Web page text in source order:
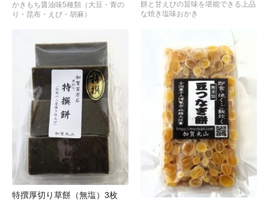
かきもち醤油味5種類（大豆・青の
り・昆布・えび・胡麻）
餅と甘えびの旨味を堪能できる上品
な焼き塩味おかき
特撰厚切り草餅（無塩）3枚